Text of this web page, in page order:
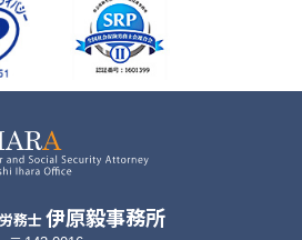
務士伊原毅事務所